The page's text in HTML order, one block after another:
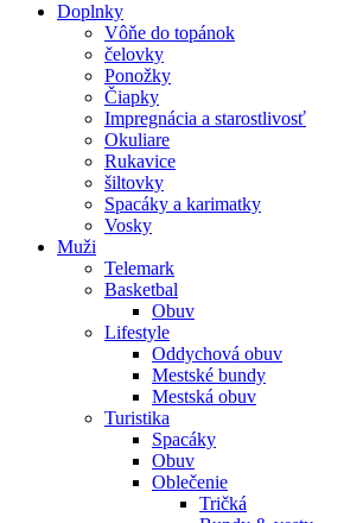
produktu.
Doplnky
Vôňe do topánok
čelovky
Ponožky
Čiapky
Impregnácia a starostlivosť
Okuliare
Rukavice
šiltovky
Spacáky a karimatky
Vosky
Muži
Telemark
Basketbal
Obuv
Lifestyle
Oddychová obuv
Mestské bundy
Mestská obuv
Turistika
Spacáky
Obuv
Oblečenie
Tričká